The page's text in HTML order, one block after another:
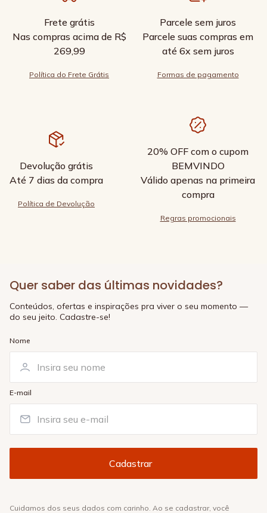
Frete grátis
Nas compras acima de R$
269,99
Política do Frete Grátis
Parcele sem juros
Parcele suas compras em
até 6x sem juros
Formas de pagamento
Devolução grátis
Até 7 dias da compra
Política de Devolução
20% OFF com o cupom
BEMVINDO
Válido apenas na primeira
compra
Regras promocionais
Quer saber das últimas novidades?
Conteúdos, ofertas e inspirações pra viver o seu momento —
do seu jeito. Cadastre-se!
Nome
E-mail
Cuidamos dos seus dados com carinho. Ao se cadastrar, você